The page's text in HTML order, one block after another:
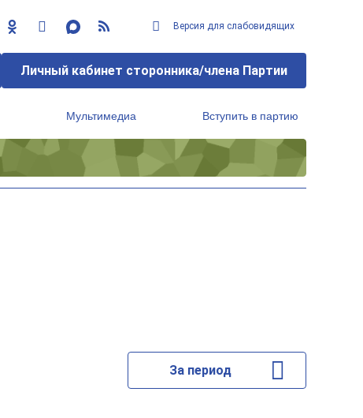
Версия для слабовидящих
Личный кабинет сторонника/члена Партии
Мультимедиа Вступить в партию
За период